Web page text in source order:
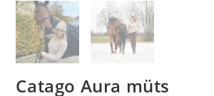
Catago Aura müts